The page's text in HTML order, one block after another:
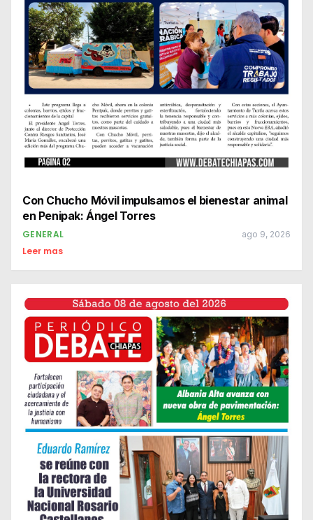
Con Chucho Móvil impulsamos el bienestar animal
en Penipak: Ángel Torres
GENERAL ago 9, 2026
Leer mas